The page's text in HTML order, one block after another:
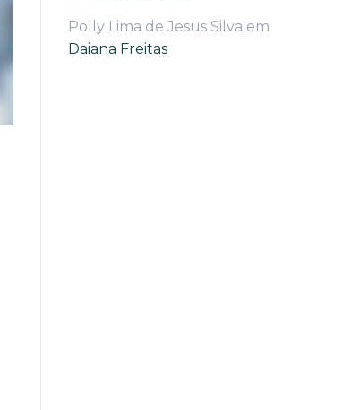
Polly Lima de Jesus Silva em
Daiana Freitas